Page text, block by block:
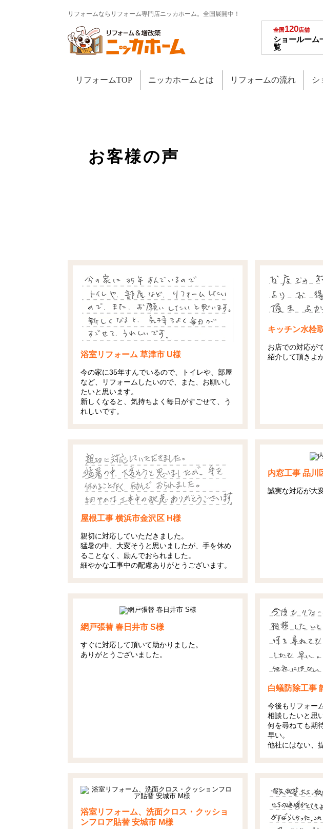
リフォームならリフォーム専門店ニッカホーム。全国展開中！
全国120店舗
ショールーム
覧
リフォームTOP ニッカホームとは リフォームの流れ シ
お客様の声
浴室リフォーム 草津市 U様
今の家に35年すんでいるので、トイレや、部屋
など、リフォームしたいので、また、お願いし
たいと思います。
新しくなると、気持ちよく毎日がすごせて、う
れしいです。
キッチン水栓
お店での対応が
紹介して頂きよ
屋根工事 横浜市金沢区 H様
親切に対応していただきました。
猛暑の中、大変そうと思いましたが、手を休め
ることなく、励んでおられました。
細やかな工事中の配慮ありがとうございます。
内窓工事 品川
誠実な対応が大
網戸張替 春日井市 S様
すぐに対応して頂いて助かりました。
ありがとうございました。
白蟻防除工事
今後もリフォー
相談したいと思
何を尋ねても期
早い。
他社にはない、
浴室リフォーム、洗面クロス・クッショ
ンフロア貼替 安城市 M様